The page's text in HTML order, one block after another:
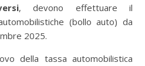
, devono effettuare il
(bollo auto) da
2025.
della tassa automobilistica